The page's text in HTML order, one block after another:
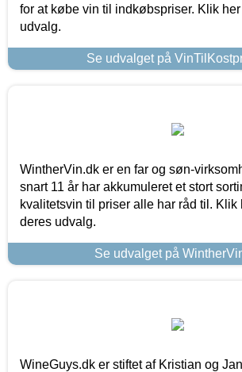
for at købe vin til indkøbspriser. Klik
udvalg.
Se udvalget på
WintherVin.dk er en far og søn-
snart 11 år har akkumuleret et stort
kvalitetsvin til priser alle har råd til. Klik
deres udvalg.
Se udvalget på
WineGuys.dk er stiftet af Kristian og